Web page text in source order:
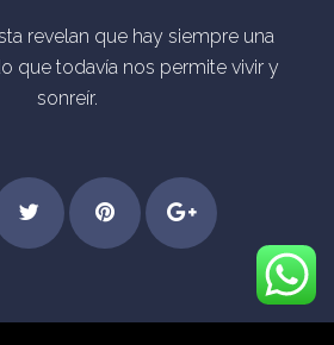
revelan que hay siempre una
que todavía nos permite vivir y
sonreír.